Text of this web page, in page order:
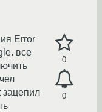
0
0
Error
все
зацепил